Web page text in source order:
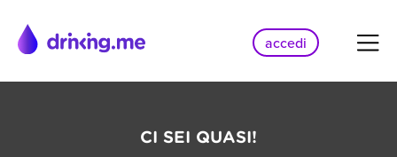
accedi
CI SEI QUASI!